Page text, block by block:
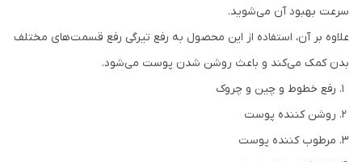
سرعت بهبود آن می‌شوید.
علاوه بر آن، استفاده از این محصول به رفع تیرگی رفع قسمت‌های مختلف
بدن کمک می‌کند و باعث روشن شدن پوست می‌شود.
رفع خطوط و چین و چروک
روشن کننده پوست
مرطوب کننده پوست